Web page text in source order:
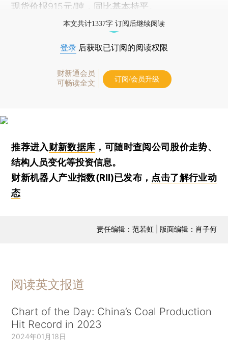
现货价报915元/吨，同比基本持平。
本文共计1337字 订阅后继续阅读
登录 后获取已订阅的阅读权限
财新通会员
可畅读全文
订阅/会员升级
推荐进入财新数据库 ，可随时查阅公司股价走势、
结构人员变化等投资信息。
财新机器人产业指数(RII)已发布， 点击了解行业动
态
责任编辑：范若虹 | 版面编辑：肖子何
阅读英文报道
Chart of the Day: China’s Coal Production
Hit Record in 2023
2024年01月18日